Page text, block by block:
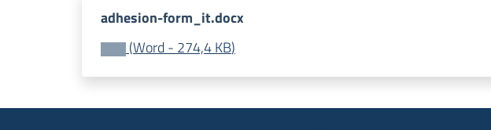
adhesion-form_it.docx
(Word - 274,4 KB)